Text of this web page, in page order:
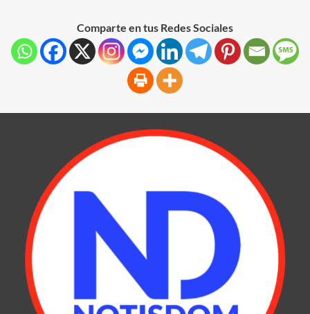
Comparte en tus Redes Sociales